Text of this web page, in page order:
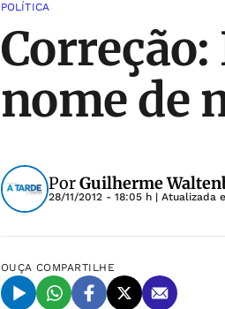
POLÍTICA
nome de
PorGuilherme
28/11/2012 - 18:05 h | Atualizada
OUÇA COMPARTILHE